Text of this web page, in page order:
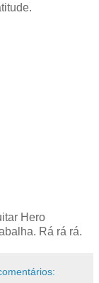
Hero
Rá rá rá.